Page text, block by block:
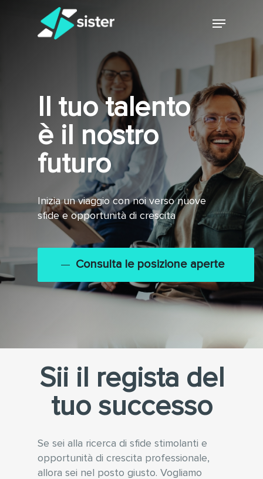
Il tuo talento
è il nostro
futuro
Inizia un viaggio con noi verso nuove
sfide e opportunità di crescita
Consulta le posizione aperte
Sii il regista del
tuo successo
Se sei alla ricerca di sfide stimolanti e
opportunità di crescita professionale,
allora sei nel posto giusto. Vogliamo
Close